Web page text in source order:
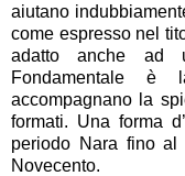
aiutano
come espresso nel
adatto anche ad
Fondamentale è
accompagnano la
formati. Una forma
periodo Nara fino
Novecento.